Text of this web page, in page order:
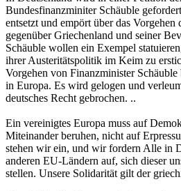
Bundesfinanzminiter Schäuble
entsetzt und empört über das Vorgehen
gegenüber Griechenland und seiner
Schäuble wollen ein Exempel
ihrer Austeritätspolitik im Keim zu
Vorgehen von Finanzminister
in Europa. Es wird gelogen und
deutsches Recht gebrochen. ..
Ein vereinigtes Europa muss auf
Miteinander beruhen, nicht auf
stehen wir ein, und wir fordern Alle in
anderen EU-Ländern auf, sich dieser
stellen. Unsere Solidarität gilt der